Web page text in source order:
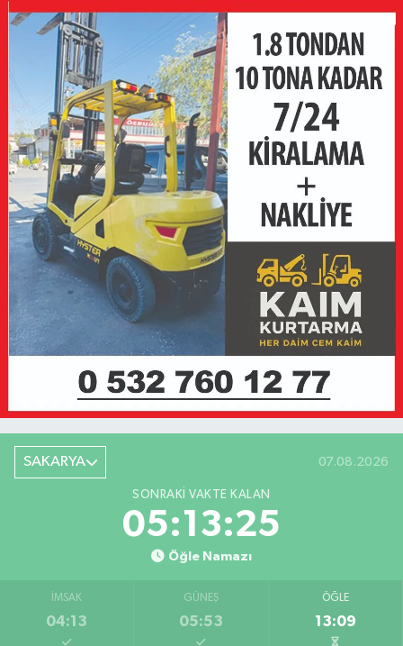
SAKARYA 07.08.2026
SONRAKI VAKTE KALAN
05:13:25
Öğle Namazı
İMSAK
04:13
GÜNEŞ
05:53
ÖĞLE
13:09